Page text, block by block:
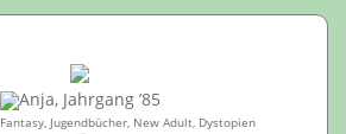
Anja, Jahrgang ’85
Jugendbücher, New Adult, Dystopien